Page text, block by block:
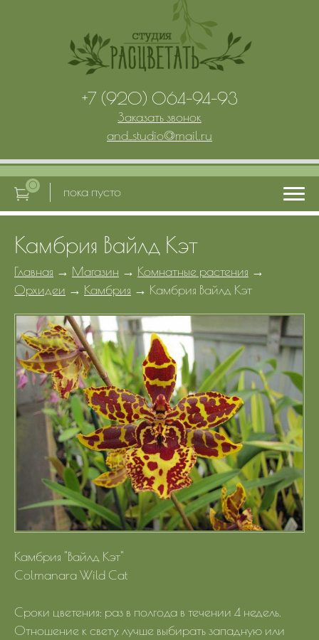
Камбрия Вайлд Кэт
Главная → Магазин → Комнатные растения →
Орхидеи → Камбрия → Камбрия Вайлд Кэт
Камбрия "Вайлд Кэт"
Colmanara Wild Cat
Сроки цветения: раз в полгода в течении 4 недель.
Отношение к свету: лучше выбирать западную или
+7 (920) 064-94-93
Заказать звонок
and_studio@mail.ru
0 пока пусто
Главная
Услуги
Портфолио
Цены
Контакты